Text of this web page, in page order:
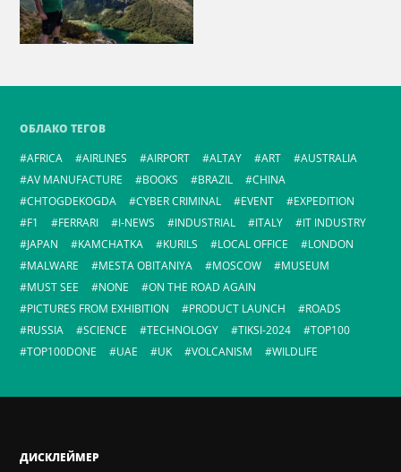
ОБЛАКО ТЕГОВ
AFRICA
AIRLINES AIRPORT ALTAY ART
AUSTRALIA
AV MANUFACTURE
BOOKS BRAZIL
CHINA
CHTOGDEKOGDA
CYBER CRIMINAL EVENT
EXPEDITION
F1
FERRARI I-NEWS INDUSTRIAL ITALY
IT INDUSTRY
JAPAN
KAMCHATKA KURILS LOCAL OFFICE
LONDON
MALWARE
MESTA OBITANIYA MOSCOW
MUSEUM
MUST SEE
NONE
ON THE ROAD AGAIN
PICTURES FROM EXHIBITION
PRODUCT LAUNCH
ROADS
RUSSIA
SCIENCE TECHNOLOGY TIKSI-2024
TOP100
TOP100DONE
UAE UK VOLCANISM WILDLIFE
ДИСКЛЕЙМЕР